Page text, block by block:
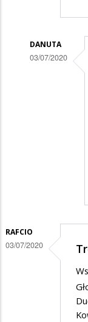
DANUTA
03/07/2020
RAFCIO
03/07/2020